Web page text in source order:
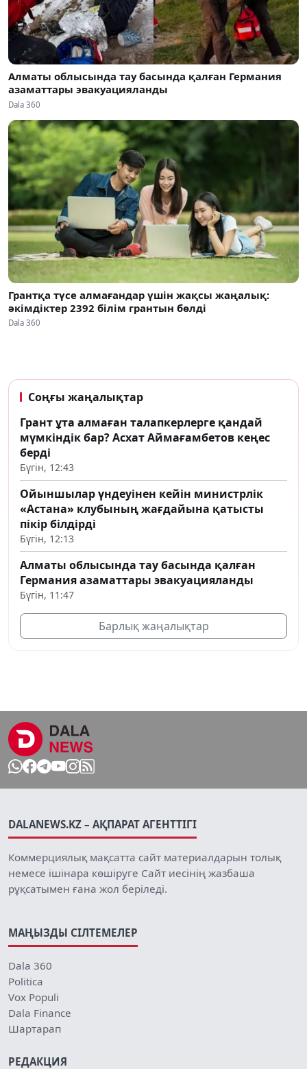
Алматы облысында тау басында қалған Германия
азаматтары эвакуацияланды
Dala 360
Грантқа түсе алмағандар үшін жақсы жаңалық:
әкімдіктер 2392 білім грантын бөлді
Dala 360
Соңғы жаңалықтар
Грант ұта алмаған талапкерлерге қандай
мүмкіндік бар? Асхат Аймағамбетов кеңес
берді
Бүгін, 12:43
Ойыншылар үндеуінен кейін министрлік
«Астана» клубының жағдайына қатысты
пікір білдірді
Бүгін, 12:13
Алматы облысында тау басында қалған
Германия азаматтары эвакуацияланды
Бүгін, 11:47
Барлық жаңалықтар
DALANEWS.KZ – АҚПАРАТ АГЕНТТІГІ
Коммерциялық мақсатта сайт материалдарын толық
немесе ішінара көшіруге Сайт иесінің жазбаша
рұқсатымен ғана жол беріледі.
МАҢЫЗДЫ СІЛТЕМЕЛЕР
Dala 360
Politica
Vox Populi
Dala Finance
Шартарап
РЕДАКЦИЯ